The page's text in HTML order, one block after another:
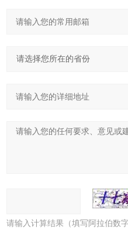
请输入计算结果（填写阿拉伯数